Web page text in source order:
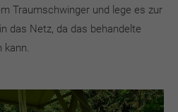
Traumschwinger und lege es zur
das Netz, da das behandelte
kann.